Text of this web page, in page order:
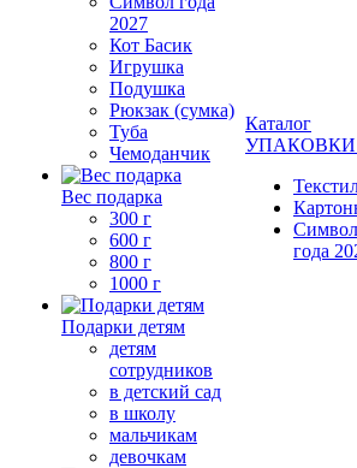
2027
Кот Басик
Игрушка
Подушка
Рюкзак (сумка)
Туба
Чемоданчик
Вес подарка
300 г
600 г
800 г
1000 г
Подарки детям
детям
сотрудников
в детский сад
в школу
мальчикам
девочкам
Каталог
УПАКОВКИ
Символ
года